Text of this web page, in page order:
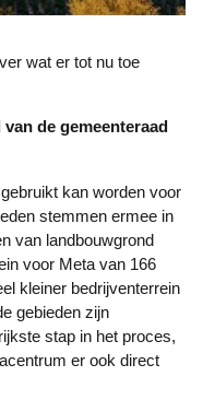
wat er tot nu toe
stemmen ermee in
van landbouwgrond
voor Meta van 166
kleiner bedrijventerrein
gebieden zijn
stap in het proces,
er ook direct